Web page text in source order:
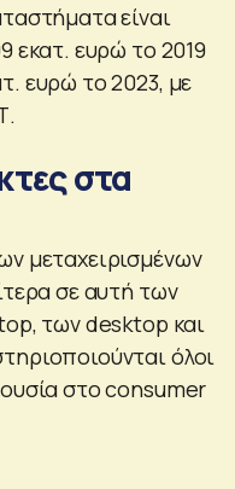
είναι
εκατ. ευρώ το 2019
ευρώ το 2023, με
στα
μεταχειρισμένων
σε αυτή των
των desktop και
όλοι
στο consumer